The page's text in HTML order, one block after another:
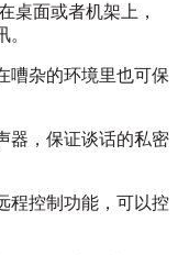
桌面或者机架上，
嘈杂的环境里也可保
器，保证谈话的私密
程控制功能，可以控